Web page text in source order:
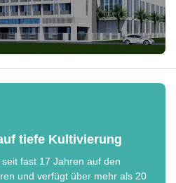
tiefe Kultivierung
fast 17 Jahren auf den
und verfügt über mehr als 20